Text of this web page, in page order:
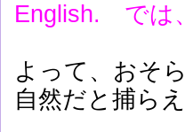
English. では
よって、おそ
自然だと捕ら